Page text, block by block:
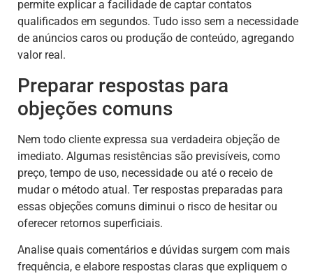
permite explicar a facilidade de captar contatos
qualificados em segundos. Tudo isso sem a necessidade
de anúncios caros ou produção de conteúdo, agregando
valor real.
Preparar respostas para
objeções comuns
Nem todo cliente expressa sua verdadeira objeção de
imediato. Algumas resistências são previsíveis, como
preço, tempo de uso, necessidade ou até o receio de
mudar o método atual. Ter respostas preparadas para
essas objeções comuns diminui o risco de hesitar ou
oferecer retornos superficiais.
Analise quais comentários e dúvidas surgem com mais
frequência, e elabore respostas claras que expliquem o